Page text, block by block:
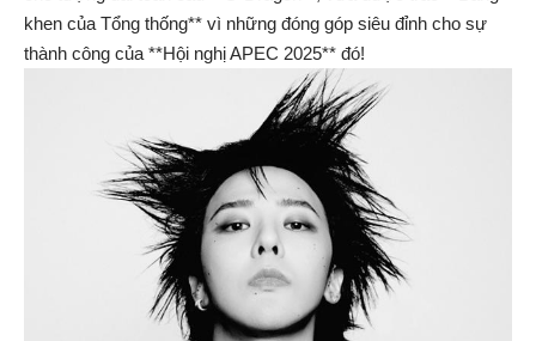
khen của Tổng thống** vì những đóng góp siêu đỉnh cho sự
thành công của **Hội nghị APEC 2025** đó!